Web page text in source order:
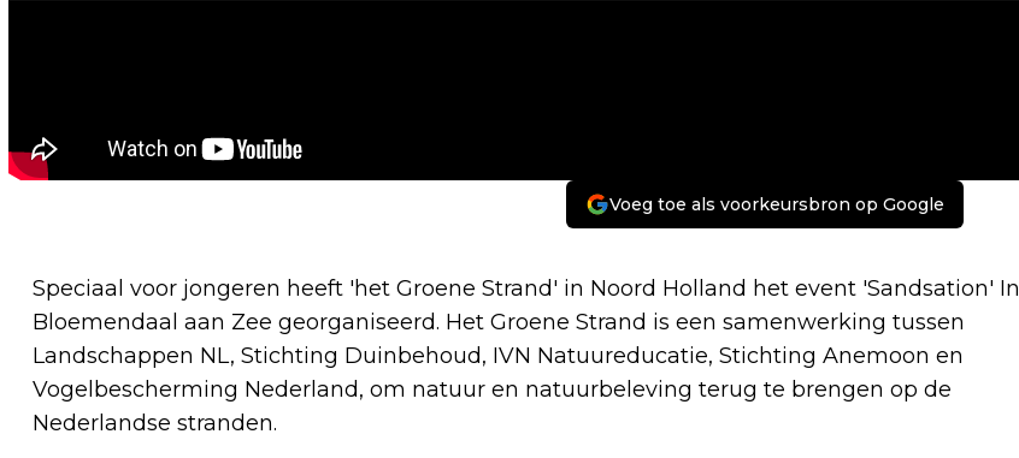
Voeg toe als voorkeursbron op Google
Speciaal voor jongeren heeft 'het Groene Strand' in Noord Holland het event 'Sandsation' In
Bloemendaal aan Zee georganiseerd. Het Groene Strand is een samenwerking tussen
Landschappen NL, Stichting Duinbehoud, IVN Natuureducatie, Stichting Anemoon en
Vogelbescherming Nederland, om natuur en natuurbeleving terug te brengen op de
Nederlandse stranden.